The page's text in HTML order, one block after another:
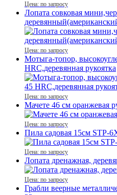
Цена: по запросу
Лопата совковая
Цена: по запросу
Мотыга-топор,
HRC,деревянная рукоятка
Цена: по запросу
Мачете 46 см оранжевая
Цена: по запросу
Пила садовая 15см STP-
Цена: по запросу
Лопата дренажная,
Цена: по запросу
Грабли веерные